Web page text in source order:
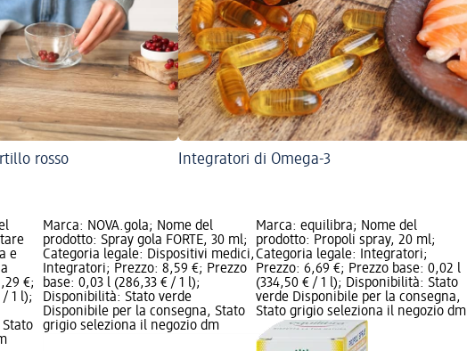
rosso Integratori di Omega-3
e
€;
/ 1 l);
Marca: NOVA.gola; Nome del
prodotto: Spray gola FORTE, 30 ml;
Categoria legale: Dispositivi medici,
Integratori; Prezzo: 8,59 €; Prezzo
base: 0,03 l (286,33 € / 1 l);
Disponibilità: Stato verde
Disponibile per la consegna, Stato
grigio seleziona il negozio dm
Marca: equilibra; Nome del
prodotto: Propoli spray, 20 ml;
Categoria legale: Integratori;
Prezzo: 6,69 €; Prezzo base: 0,02 l
(334,50 € / 1 l); Disponibilità: Stato
verde Disponibile per la consegna,
Stato grigio seleziona il negozio dm